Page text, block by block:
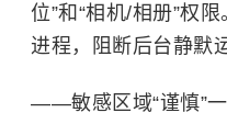
位”和“相机/相册”权
进程，阻断后台静默
——敏感区域“谨慎”